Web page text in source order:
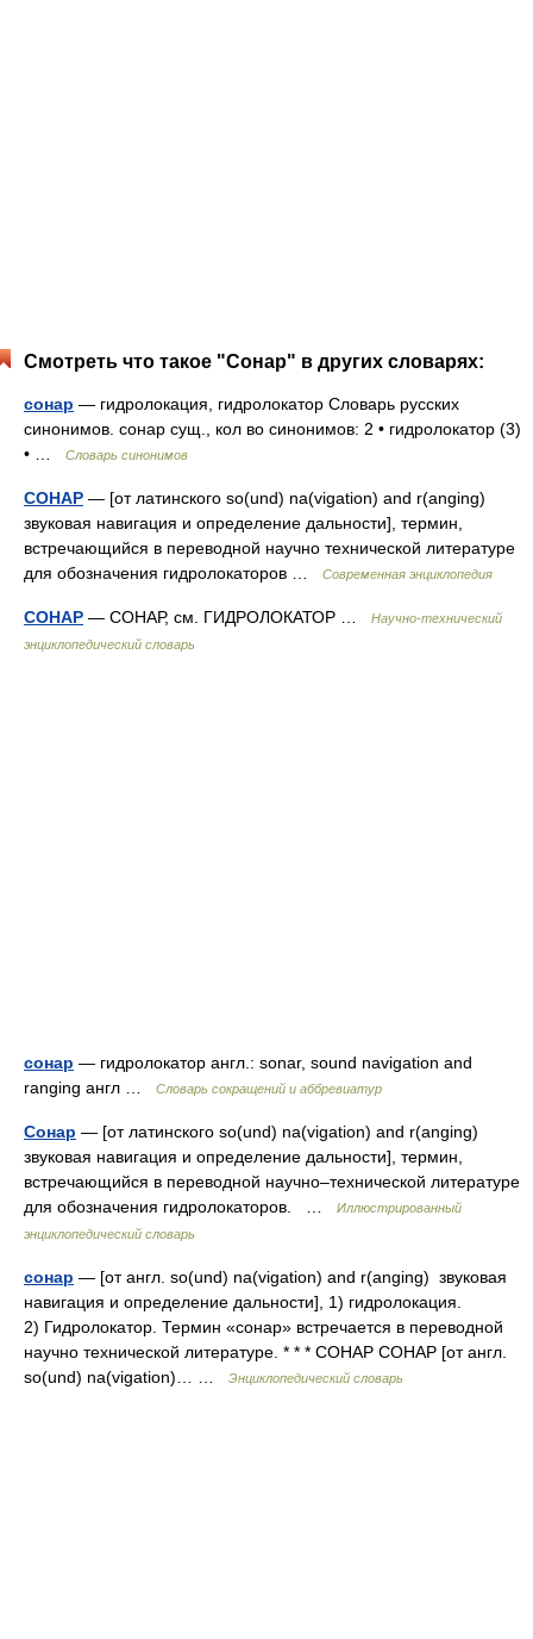
Смотреть что такое "Сонар" в других словарях:
сонар — гидролокация, гидролокатор Словарь русских
синонимов. сонар сущ., кол во синонимов: 2 • гидролокатор (3)
• …
Словарь синонимов
СОНАР — [от латинского so(und) na(vigation) and r(anging)
звуковая навигация и определение дальности], термин,
встречающийся в переводной научно технической литературе
для обозначения гидролокаторов …
Современная энциклопедия
СОНАР — СОНАР, см. ГИДРОЛОКАТОР …
Научно-технический
энциклопедический словарь
сонар — гидролокатор англ.: sonar, sound navigation and
ranging англ …
Словарь сокращений и аббревиатур
Сонар — [от латинского so(und) na(vigation) and r(anging)
звуковая навигация и определение дальности], термин,
встречающийся в переводной научно–технической литературе
для обозначения гидролокаторов. …
Иллюстрированный
энциклопедический словарь
сонар — [от англ. so(und) na(vigation) and r(anging) звуковая
навигация и определение дальности], 1) гидролокация.
2) Гидролокатор. Термин «сонар» встречается в переводной
научно технической литературе. * * * СОНАР СОНАР [от англ.
so(und) na(vigation)… …
Энциклопедический словарь